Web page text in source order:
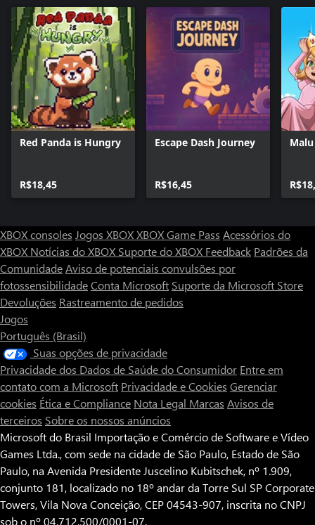
Red Panda is Hungry
R$18,45
Escape Dash Journey
R$16,45
XBOX consoles Jogos XBOXXBOX Game Pass Acessórios do
XBOX Notícias do XBOX Suporte do XBOX Feedback Padrões da
ComunidadeAviso de potenciais convulsões por
fotossensibilidadeConta Microsoft Suporte da Microsoft Store
Devoluções Rastreamento de pedidos
Jogos
Português (Brasil)
Suas opções de privacidade
Privacidade dos Dados de Saúde do Consumidor Entre em
contato com a Microsoft Privacidade e Cookies Gerenciar
cookies Ética e Compliance Nota Legal Marcas Avisos de
terceiros Sobre os nossos anúncios
Microsoft do Brasil Importação e Comércio de Software e Vídeo
Games Ltda., com sede na cidade de São Paulo, Estado de São
Paulo, na Avenida Presidente Juscelino Kubitschek, nº 1.909,
conjunto 181, localizado no 18º andar da Torre Sul SP Corporate
Towers, Vila Nova Conceição, CEP 04543-907, inscrita no CNPJ
sob o nº 04.712.500/0001-07.